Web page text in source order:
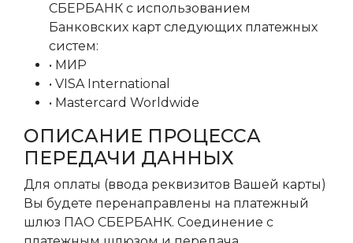
СБЕРБАНК с использованием
Банковских карт следующих платежных
систем:
• МИР
• VISA International
• Mastercard Worldwide
ОПИСАНИЕ ПРОЦЕССА
ПЕРЕДАЧИ ДАННЫХ
Для оплаты (ввода реквизитов Вашей карты)
Вы будете перенаправлены на платежный
шлюз ПАО СБЕРБАНК. Соединение с